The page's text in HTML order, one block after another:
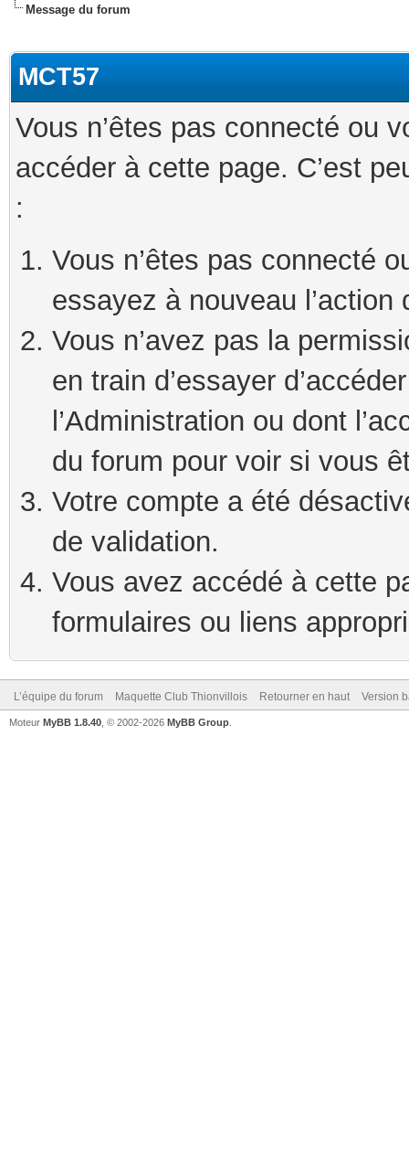
Message du forum
MCT57
Vous n’êtes pas connecté ou
accéder à cette page. C’est
:
Vous n’êtes pas connecté
essayez à nouveau
Vous n’avez pas la
en train d’essayer
l’Administration ou dont
du forum pour voir si vous
Votre compte a été
de validation.
Vous avez accédé à cette
formulaires ou liens
L’équipe du forum Maquette Club Thionvillois Retourner en haut Version
Moteur MyBB 1.8.40 , © 2002-2026 MyBB Group